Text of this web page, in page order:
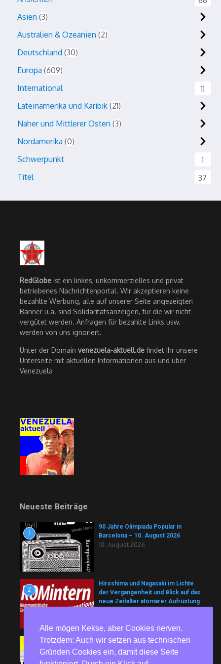
Asien 3
Australien & Ozeanien 2
Deutschland 30
Europa 609
International
11
Lateinamerika und Karibik 21
Naher und Mittlerer Osten 3
Nordamerika 0
Schwerpunkt
1
Titel
37
RedGlobe ist ein linkes, unkommerzielles und privat
betriebenes Nachrichtenportal. Wir akzeptieren keine
bezahlte Werbung, alle auf unserer Seite angezeigten
Banner u.ä. sind Solidaritätsanzeigen, für die wir nicht
vergütet werden. Anfragen für bezahlte Links usw.
werden von uns ignoriert.
Unter der Domain venezuela-aktuell.de findet Ihr unsere
Unterseite mit aktuellen Informationen aus und über
Venezuela
Neueste Beiträge
1
90 Jahre Olimpiada Popular in
Barcelona – 10. August 2026
10. August 2026
2
Hiroshima und Nagasaki im Lichte
der Vergangenheit und Blick auf das
neue Zeitalter atomarer Aufrüstung
Medienschau: Am Pranger
9. August 2026
Alle mögen Kekse, aber Cookies nerven.
Trotzdem: Auch wir setzen aus technischen
Gründen Cookies ein, damit diese Seite